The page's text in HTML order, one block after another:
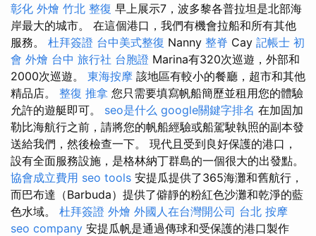
彰化 外燴 竹北 整復 早上展示7，波多黎各普拉坦是北部海
岸最大的城市。 在這個港口，我們有機會拉船和所有其他
服務。 杜拜簽證 台中美式整復 Nanny 整脊 Cay 記帳士 初
會 外燴 台中 旅行社 台胞證 Marina有320次巡遊，外部和
2000次巡遊。 東海按摩 該地區有較小的餐廳，超市和其他
精品店。 整復 推拿 您只需要填寫帆船簡歷並租用您的體驗
允許的遊艇即可。 seo是什么 google關鍵字排名 在加固加
勒比海航行之前，請將您的帆船經驗或船駕駛執照的副本發
送給我們，然後檢查一下。 現代且受到良好保護的港口，
設有全面服務設施，是格林納丁群島的一個很大的出發點。
協會成立費用 seo tools 安提瓜提供了365海灘和舊航行，
而巴布達（Barbuda）提供了僻靜的粉紅色沙灘和乾淨的藍
色水域。 杜拜簽證 外燴 外國人在台灣開公司 台北 按摩
seo company 安提瓜帆是通過傳球和受保護的港口製作